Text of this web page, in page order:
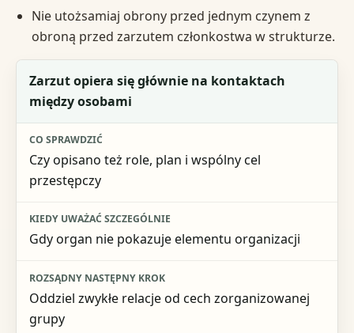
Nie utożsamiaj obrony przed jednym czynem z
obroną przed zarzutem członkostwa w strukturze.
Sytuacja
Kiedy uważać szczególnie
Rozsądny następny krok
Zarzut opiera się głównie na kontaktach
między osobami
Czy opisano też role, plan i wspólny cel
przestępczy
Gdy organ nie pokazuje elementu organizacji
Oddziel zwykłe relacje od cech zorganizowanej
grupy